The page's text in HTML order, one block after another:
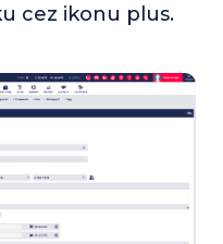
cez ikonu plus.